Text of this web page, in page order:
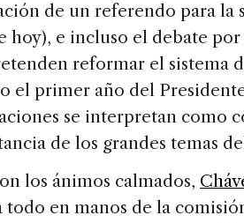
de un referendo para la
hoy), e incluso el debate
reformar el sistema
el primer año del
se interpretan como
de los grandes temas
los ánimos calmados,
todo en manos de la